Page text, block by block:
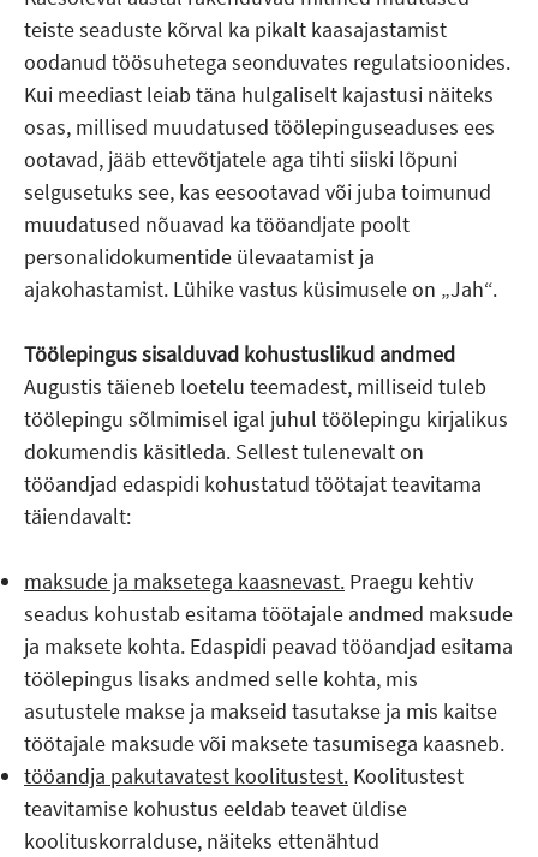
teiste seaduste kõrval ka pikalt kaasajastamist
oodanud töösuhetega seonduvates regulatsioonides.
Kui meediast leiab täna hulgaliselt kajastusi näiteks
osas, millised muudatused töölepinguseaduses ees
ootavad, jääb ettevõtjatele aga tihti siiski lõpuni
selgusetuks see, kas eesootavad või juba toimunud
muudatused nõuavad ka tööandjate poolt
personalidokumentide ülevaatamist ja
ajakohastamist. Lühike vastus küsimusele on „Jah“.
Töölepingus sisalduvad kohustuslikud andmed
Augustis täieneb loetelu teemadest, milliseid tuleb
töölepingu sõlmimisel igal juhul töölepingu kirjalikus
dokumendis käsitleda. Sellest tulenevalt on
tööandjad edaspidi kohustatud töötajat teavitama
täiendavalt:
maksude ja maksetega kaasnevast. Praegu kehtiv
seadus kohustab esitama töötajale andmed maksude
ja maksete kohta. Edaspidi peavad tööandjad esitama
töölepingus lisaks andmed selle kohta, mis
asutustele makse ja makseid tasutakse ja mis kaitse
töötajale maksude või maksete tasumisega kaasneb.
tööandja pakutavatest koolitustest. Koolitustest
teavitamise kohustus eeldab teavet üldise
koolituskorralduse, näiteks ettenähtud